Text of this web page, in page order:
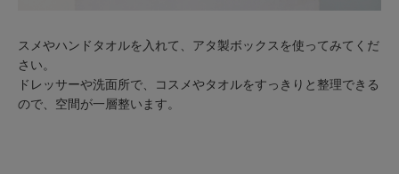
スメやハンドタオルを入れて、アタ製ボックスを使ってみてくだ
さい。
ドレッサーや洗面所で、コスメやタオルをすっきりと整理できる
ので、空間が一層整います。